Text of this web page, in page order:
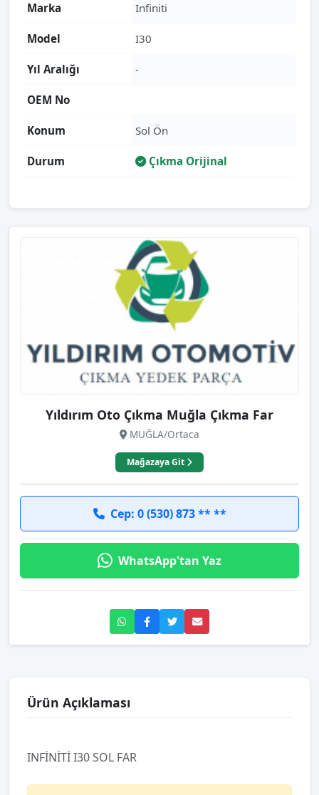
Marka Infiniti
Model I30
Yıl Aralığı -
OEM No
Konum Sol Ön
Durum Çıkma Orijinal
Yıldırım Oto Çıkma Muğla Çıkma Far
MUĞLA/Ortaca
Mağazaya Git
Cep: 0 (530) 873 ** **
WhatsApp'tan Yaz
Ürün Açıklaması
INFİNİTİ I30 SOL FAR